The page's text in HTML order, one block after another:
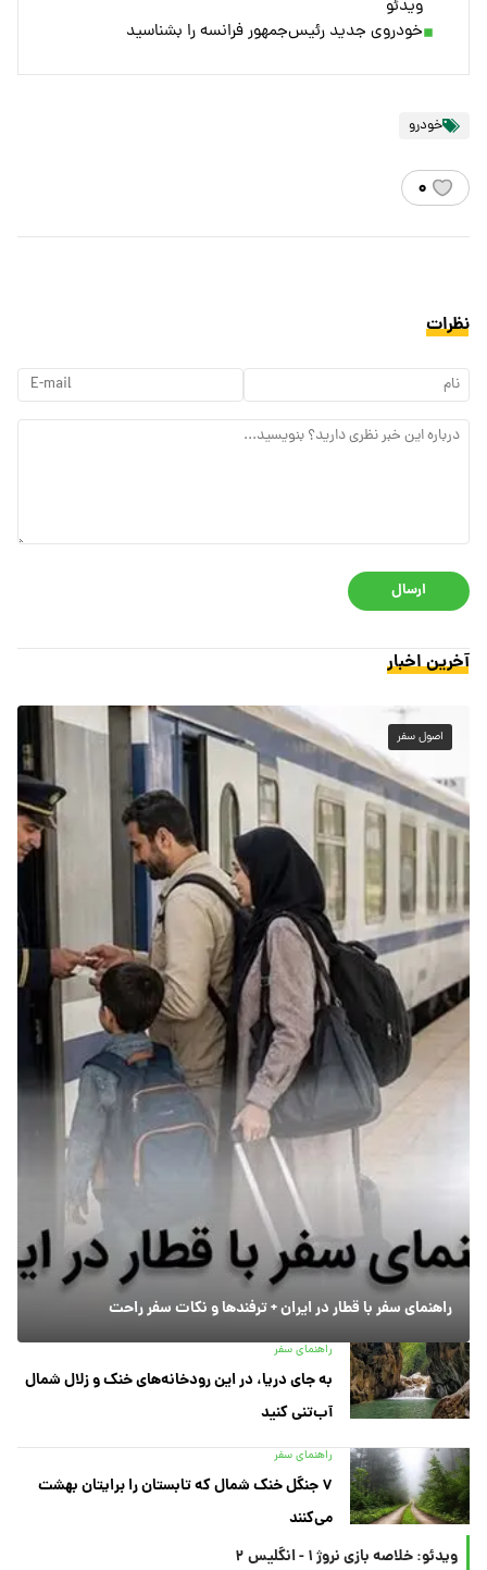
ویدئو
خودروی جدید رئیس‌جمهور فرانسه را بشناسید
خودرو
۰
نظرات
ارسال
آخرین اخبار
اصول سفر
راهنمای سفر با قطار در ایران + ترفندها و نکات سفر راحت
راهنمای سفر
به جای دریا، در این رودخانه‌های خنک و زلال شمال
آب‌تنی کنید
راهنمای سفر
۷ جنگل خنک شمال که تابستان را برایتان بهشت
می‌کنند
ویدئو: خلاصه بازی نروژ ۱ - انگلیس ۲